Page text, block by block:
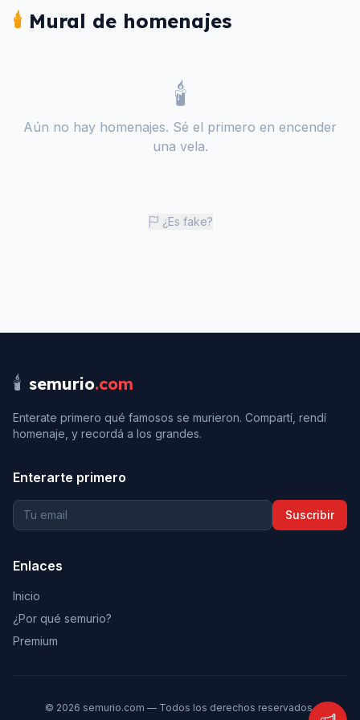
🕯️ Mural de homenajes
🕯️
Aún no hay homenajes. Sé el primero en encender
una vela.
¿Es fake?
🕯️ semurio.com
Enterate primero qué famosos se murieron. Compartí, rendí
homenaje, y recordá a los grandes.
Enterarte primero
Suscribir
Enlaces
Inicio
¿Por qué semurio?
Premium
© 2026 semurio.com — Todos los derechos reservados.